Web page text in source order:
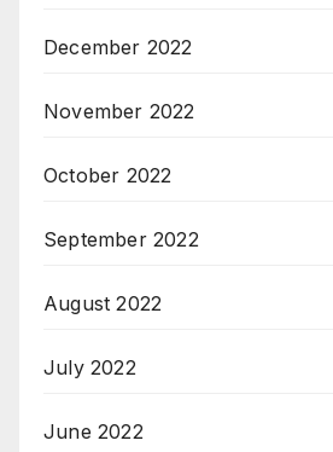
December 2022
November 2022
October 2022
September 2022
August 2022
July 2022
June 2022